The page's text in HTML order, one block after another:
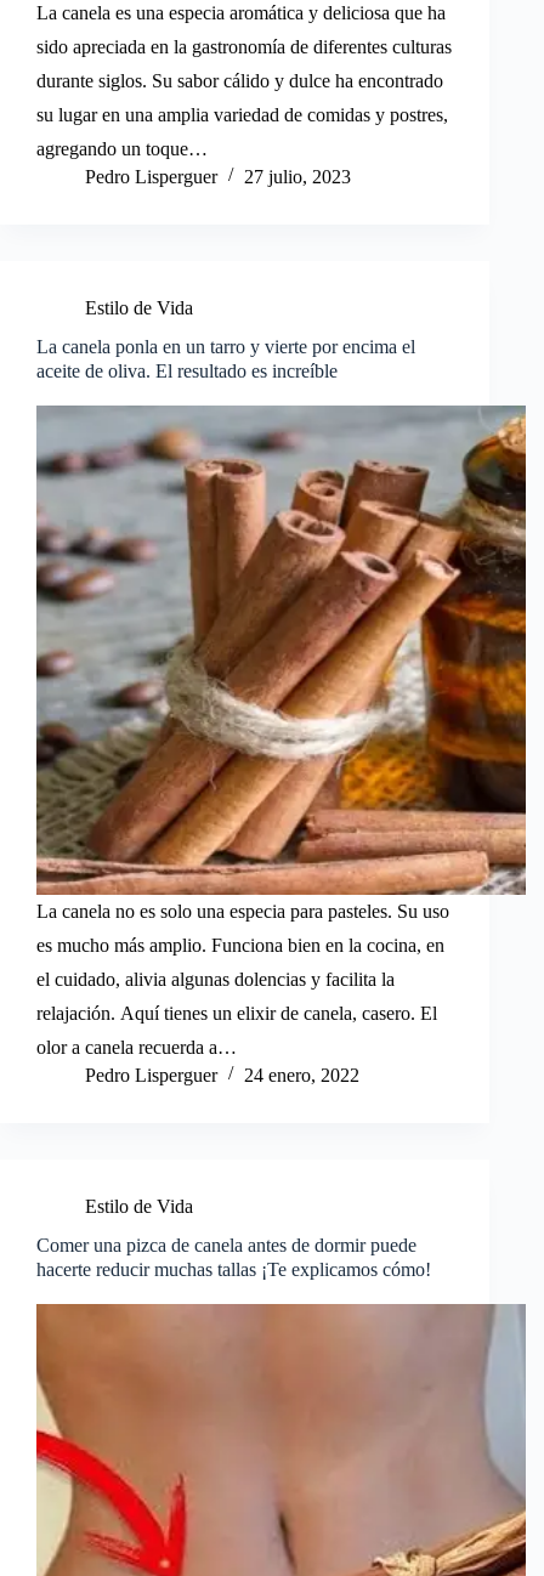
La canela es una especia aromática y deliciosa que ha
sido apreciada en la gastronomía de diferentes culturas
durante siglos. Su sabor cálido y dulce ha encontrado
su lugar en una amplia variedad de comidas y postres,
agregando un toque…
Pedro Lisperguer
27 julio, 2023
Estilo de Vida
La canela ponla en un tarro y vierte por encima el
aceite de oliva. El resultado es increíble
La canela no es solo una especia para pasteles. Su uso
es mucho más amplio. Funciona bien en la cocina, en
el cuidado, alivia algunas dolencias y facilita la
relajación. Aquí tienes un elixir de canela, casero. El
olor a canela recuerda a…
Pedro Lisperguer
24 enero, 2022
Estilo de Vida
Comer una pizca de canela antes de dormir puede
hacerte reducir muchas tallas ¡Te explicamos cómo!